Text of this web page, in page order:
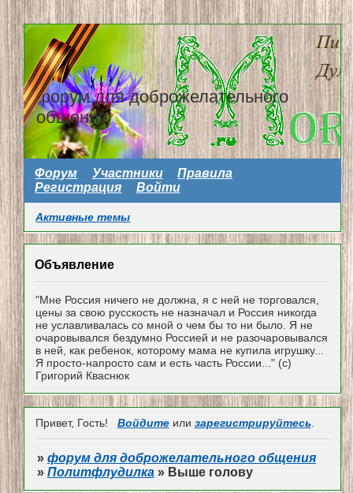
форум для доброжелательного
общения
Форум Участники
Правила
Регистрация
Войти
Активные темы
Объявление
"Мне Россия ничего не должна, я с ней не торговался,
цены за свою русскость не назначал и Россия никогда
не уславливалась со мной о чем бы то ни было. Я не
очаровывался бездумно Россией и не разочаровывался
в ней, как ребенок, которому мама не купила игрушку...
Я просто-напросто сам и есть часть России..." (с)
Григорий Кваснюк
Привет, Гость! Войдитеили зарегистрируйтесь.
» форум для доброжелательного общения
» Политфлудилка » Выше голову